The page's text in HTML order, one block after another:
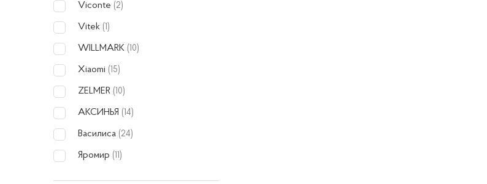
Viconte (2)
Vitek (1)
WILLMARK (10)
Xiaomi (15)
ZELMER (10)
АКСИНЬЯ (14)
Василиса (24)
Яромир (11)